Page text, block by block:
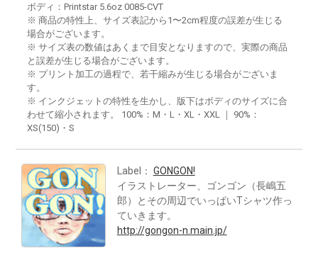
ボディ：Printstar 5.6oz 0085-CVT
※ 商品の特性上、サイズ表記から1〜2cm程度の誤差が生じる
場合がございます。
※ サイズ表の数値はあくまで目安となりますので、実際の商品
と誤差が生じる場合がございます。
※ プリント加工の過程で、若干縮みが生じる場合がございま
す。
※ インクジェットの特性を生かし、版下はボディのサイズに合
わせて縮小されます。 100%：M・L・XL・XXL ｜ 90%：
XS(150)・S
Label： GONGON!
イラストレーター、ゴンゴン（長嶋五
郎）とその周辺でいっぱいTシャツ作っ
ていきます。
http://gongon-n.main.jp/